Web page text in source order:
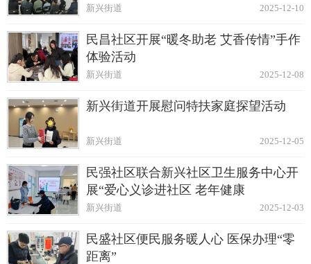
共扬时代爱国情”活动
2025-12-10
新兴街道
民昌社区开展“暖冬助老 艾香传情”手作
体验活动
2025-12-08
新兴街道
新兴街道开展慰问特扶家庭探望活动
2025-12-05
新兴街道
民强社区联合新兴社区卫生服务中心开
展“爱心义诊进社区 老年健康
有‘医’靠”活动
2025-12-03
新兴街道
民盛社区便民服务暖人心 医保办理“零
距离”